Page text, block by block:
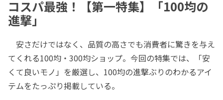
コスパ最強！【第一特集】「100均の
進撃」
安さだけではなく、品質の高さでも消費者に驚きを与え
てくれる100均・300均ショップ。今回の特集では、「安
くて良いモノ」を厳選し、100均の進撃ぶりのわかるアイ
テムをたっぷり掲載している。